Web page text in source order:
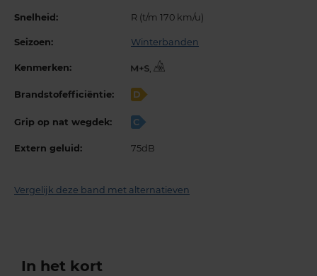
Snelheid: R (t/m 170 km/u)
Seizoen: Winterbanden
Kenmerken: ,
Brandstofefficiëntie: D
Grip op nat wegdek: C
Extern geluid: 75dB
Vergelijk deze band met alternatieven
In het kort